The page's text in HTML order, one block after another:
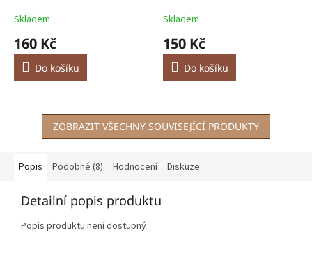
Skladem
160 Kč
Do košíku
Skladem
150 Kč
Do košíku
ZOBRAZIT VŠECHNY SOUVISEJÍCÍ PRODUKTY
Popis Podobné (8) Hodnocení Diskuze
Detailní popis produktu
Popis produktu není dostupný